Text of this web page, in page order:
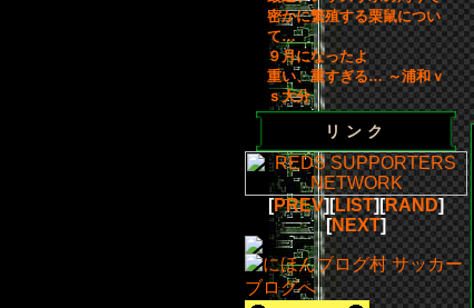
密かに繁殖する栗鼠につい
て…
９月になったよ
重い、重すぎる… ～浦和ｖ
ｓ大分
リンク
[PREV][LIST][RAND]
[NEXT]